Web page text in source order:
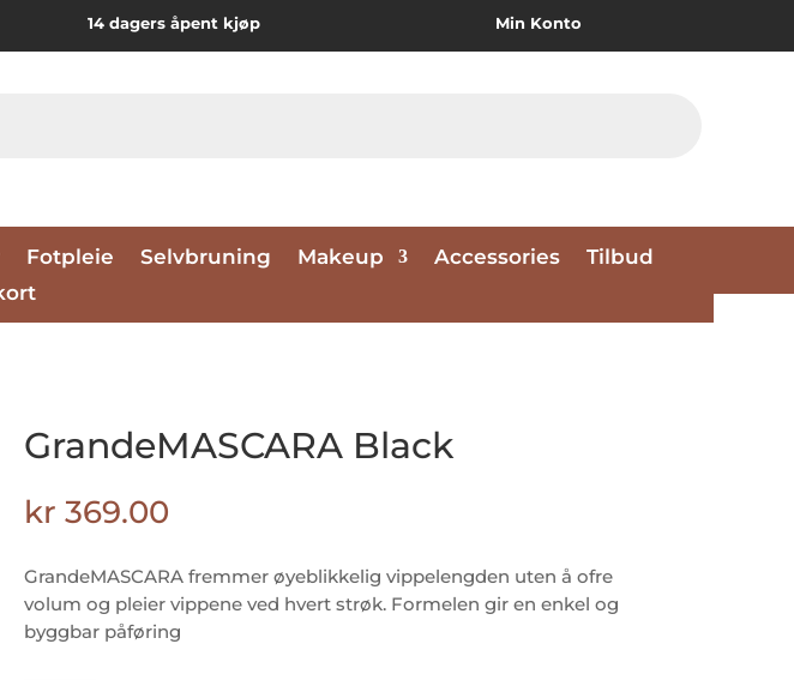
14 dagers åpent kjøp Min Konto
Fotpleie Selvbruning Makeup Accessories
Tilbud
GrandeMASCARA Black
kr 369.00
GrandeMASCARA fremmer øyeblikkelig vippelengden uten å ofre
volum og pleier vippene ved hvert strøk. Formelen gir en enkel og
byggbar påføring